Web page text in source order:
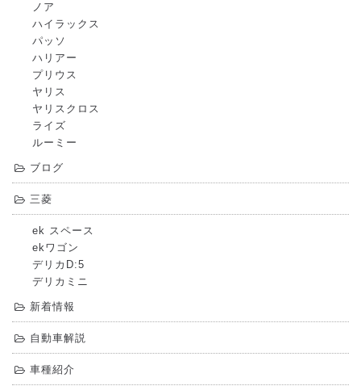
ノア
ハイラックス
パッソ
ハリアー
プリウス
ヤリス
ヤリスクロス
ライズ
ルーミー
ブログ
三菱
ek スペース
ekワゴン
デリカD:5
デリカミニ
新着情報
自動車解説
車種紹介